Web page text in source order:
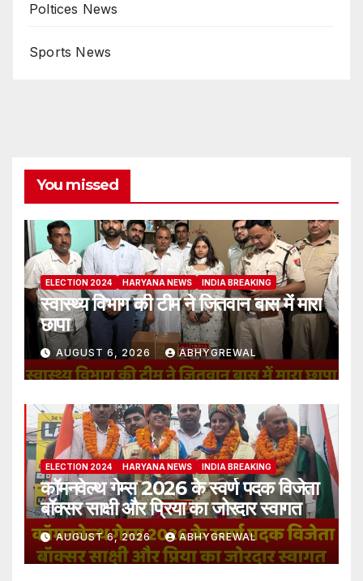
Poltices News
Sports News
You missed
ELECTION 2024 HARYANA NEWS INDIA BREAKING
स्वास्थ्य विभाग की टीम ने जितवान बास में मारा
छापा
AUGUST 6, 2026 ABHYGREWAL
ELECTION 2024 HARYANA NEWS INDIA BREAKING
कॉमनवेल्थ गेम्स 2026 के स्वर्ण पदक विजेता
बॉक्सर साक्षी और प्रिया का जोरदार स्वागत
AUGUST 6, 2026 ABHYGREWAL